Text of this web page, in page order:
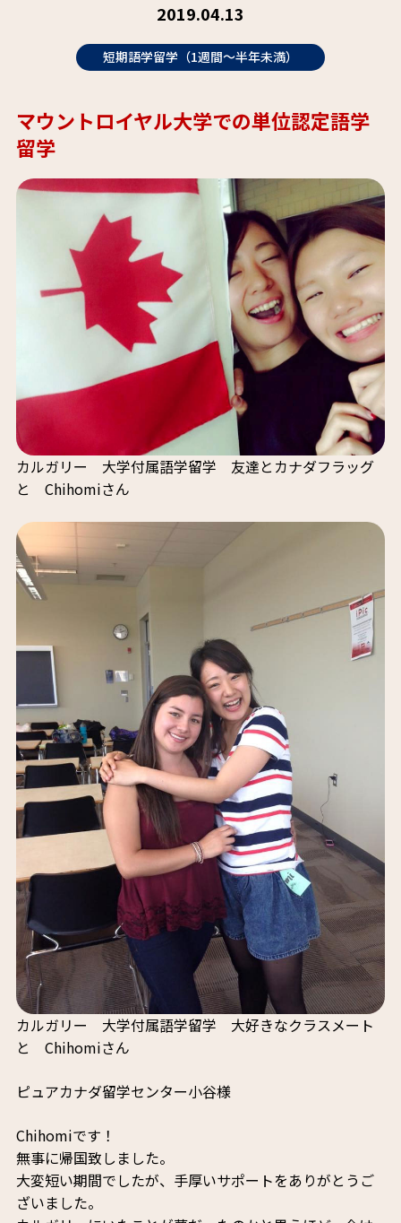
2019.04.13
短期語学留学（1週間～半年未満）
マウントロイヤル大学での単位認定語学
留学
カルガリー 大学付属語学留学 友達とカナダフラッグ
と Chihomiさん
カルガリー 大学付属語学留学 大好きなクラスメート
と Chihomiさん
ピュアカナダ留学センター小谷様
Chihomiです！
無事に帰国致しました。
大変短い期間でしたが、手厚いサポートをありがとうご
ざいました。